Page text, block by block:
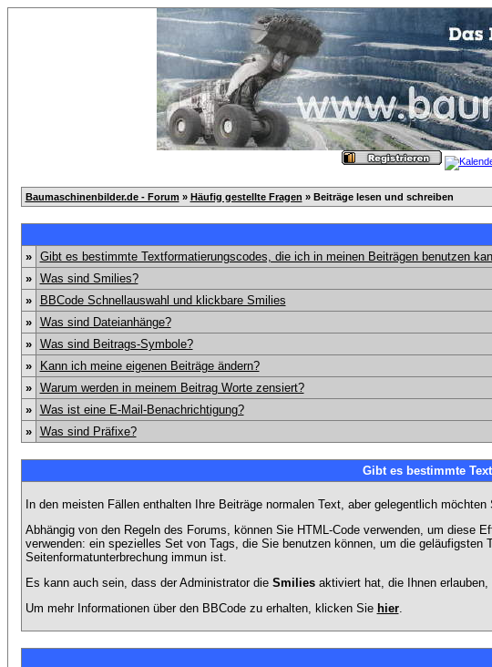
Baumaschinenbilder.de - Forum » Häufig gestellte Fragen » Beiträge lesen und schreiben
»
Gibt es bestimmte Textformatierungscodes, die ich in meinen Beiträgen benutzen
»
Was sind Smilies?
»
BBCode Schnellauswahl und klickbare Smilies
»
Was sind Dateianhänge?
»
Was sind Beitrags-Symbole?
»
Kann ich meine eigenen Beiträge ändern?
»
Warum werden in meinem Beitrag Worte zensiert?
»
Was ist eine E-Mail-Benachrichtigung?
»
Was sind Präfixe?
Gibt es bestimmte
In den meisten Fällen enthalten Ihre Beiträge normalen Text, aber gelegentlich
Abhängig von den Regeln des Forums, können Sie HTML-Code verwenden, um diese
verwenden: ein spezielles Set von Tags, die Sie benutzen können, um die
Seitenformatunterbrechung immun ist.
Es kann auch sein, dass der Administrator die Smiliesaktiviert hat, die Ihnen erlauben,
Um mehr Informationen über den BBCode zu erhalten, klicken Sie hier.